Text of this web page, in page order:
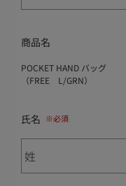
商品名
POCKET HAND バッグ
（FREE L/GRN）
氏名